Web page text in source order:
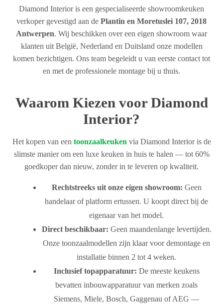
Diamond Interior is een gespecialiseerde showroomkeuken
verkoper gevestigd aan de Plantin en Moretuslei 107, 2018
Antwerpen. Wij beschikken over een eigen showroom waar
klanten uit België, Nederland en Duitsland onze modellen
komen bezichtigen. Ons team begeleidt u van eerste contact tot
en met de professionele montage bij u thuis.
Waarom Kiezen voor Diamond
Interior?
Het kopen van een toonzaalkeuken via Diamond Interior is de
slimste manier om een luxe keuken in huis te halen — tot 60%
goedkoper dan nieuw, zonder in te leveren op kwaliteit.
Rechtstreeks uit onze eigen showroom: Geen
handelaar of platform ertussen. U koopt direct bij de
eigenaar van het model.
Direct beschikbaar: Geen maandenlange levertijden.
Onze toonzaalmodellen zijn klaar voor demontage en
installatie binnen 2 tot 4 weken.
Inclusief topapparatuur: De meeste keukens
bevatten inbouwapparatuur van merken zoals
Siemens, Miele, Bosch, Gaggenau of AEG —